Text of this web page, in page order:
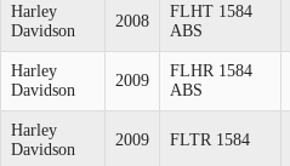
Harley
Davidson
2008
FLHT 1584
ABS
Harley
Davidson
2009
FLHR 1584
ABS
Harley
Davidson
2009 FLTR 1584